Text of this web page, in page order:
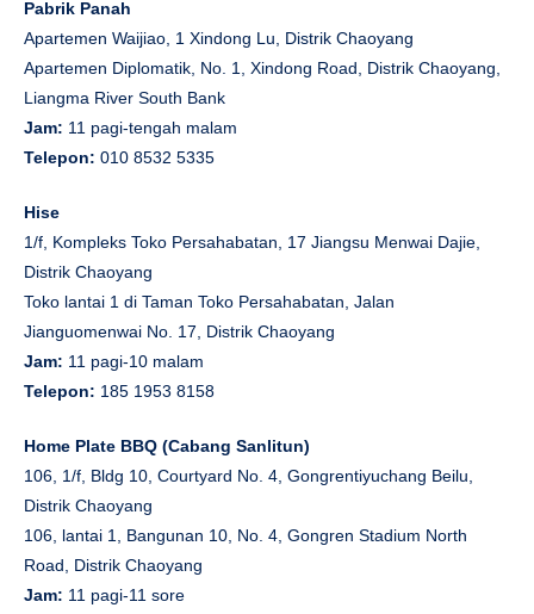
Pabrik Panah
Apartemen Waijiao, 1 Xindong Lu, Distrik Chaoyang
Apartemen Diplomatik, No. 1, Xindong Road, Distrik Chaoyang,
Liangma River South Bank
Jam: 11 pagi-tengah malam
Telepon: 010 8532 5335
Hise
1/f, Kompleks Toko Persahabatan, 17 Jiangsu Menwai Dajie,
Distrik Chaoyang
Toko lantai 1 di Taman Toko Persahabatan, Jalan
Jianguomenwai No. 17, Distrik Chaoyang
Jam: 11 pagi-10 malam
Telepon: 185 1953 8158
Home Plate BBQ (Cabang Sanlitun)
106, 1/f, Bldg 10, Courtyard No. 4, Gongrentiyuchang Beilu,
Distrik Chaoyang
106, lantai 1, Bangunan 10, No. 4, Gongren Stadium North
Road, Distrik Chaoyang
Jam: 11 pagi-11 sore